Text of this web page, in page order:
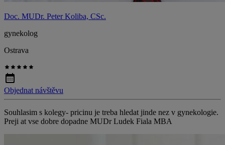
Doc. MUDr. Peter Koliba, CSc.
gynekolog
Ostrava
Objednat návštěvu
Souhlasim s kolegy- pricinu je treba hledat jinde nez v gynekologie.
Preji at vse dobre dopadne MUDr Ludek Fiala MBA